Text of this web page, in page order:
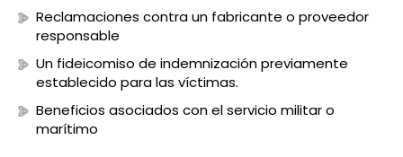
Reclamaciones contra un fabricante o proveedor
responsable
Un fideicomiso de indemnización previamente
establecido para las víctimas.
Beneficios asociados con el servicio militar o
marítimo